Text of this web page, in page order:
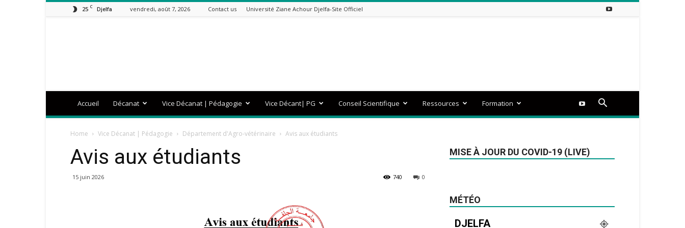
25 C Djelfa vendredi, août 7, 2026 Contact us Université Ziane Achour Djelfa-Site Officiel
Accueil Décanat Vice Décanat | Pédagogie Vice Décant| PG Conseil Scientifique Ressources Formation
Home Vice Décanat | Pédagogie Département d'Agro-vétérinaire Avis aux étudiants
Avis aux étudiants
15 juin 2026 0
740
MISE À JOUR DU COVID-19 (LIVE)
MÉTÉO
DJELFA